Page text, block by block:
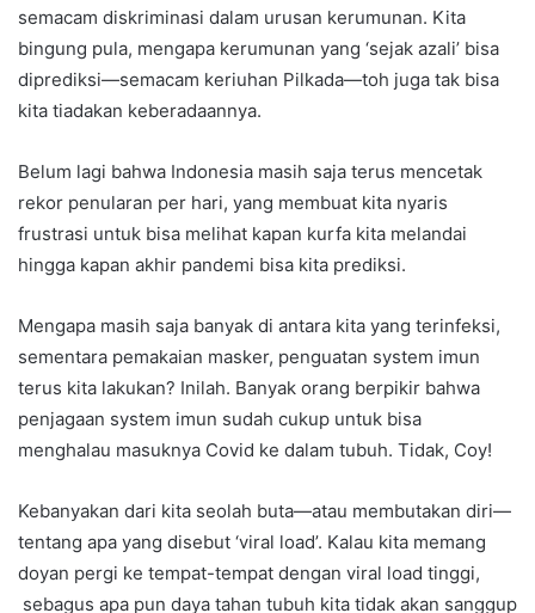
semacam diskriminasi dalam urusan kerumunan. Kita
bingung pula, mengapa kerumunan yang ‘sejak azali’ bisa
diprediksi—semacam keriuhan Pilkada—toh juga tak bisa
kita tiadakan keberadaannya.
Belum lagi bahwa Indonesia masih saja terus mencetak
rekor penularan per hari, yang membuat kita nyaris
frustrasi untuk bisa melihat kapan kurfa kita melandai
hingga kapan akhir pandemi bisa kita prediksi.
Mengapa masih saja banyak di antara kita yang terinfeksi,
sementara pemakaian masker, penguatan system imun
terus kita lakukan? Inilah. Banyak orang berpikir bahwa
penjagaan system imun sudah cukup untuk bisa
menghalau masuknya Covid ke dalam tubuh. Tidak, Coy!
Kebanyakan dari kita seolah buta—atau membutakan diri—
tentang apa yang disebut ‘viral load’. Kalau kita memang
doyan pergi ke tempat-tempat dengan viral load tinggi,
sebagus apa pun daya tahan tubuh kita tidak akan sanggup